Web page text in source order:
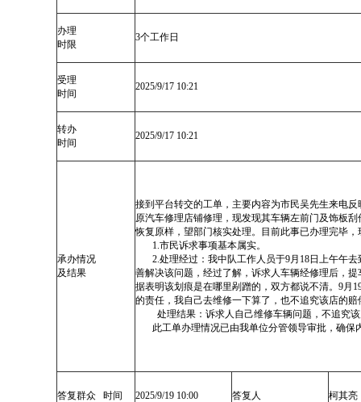
办理
时限
3个工作日
受理
时间
2025/9/17 10:21
转办
时间
2025/9/17 10:21
承办情况
及结果
接到平台转交的工单，主要内容为市民吴先生来电
原汽车修理店铺修理，现发现其车辆左前门及饰板
恢复原样，望部门核实处理。目前此事已办理完毕
1.市民诉求事项基本属实。
2.处理经过：我中队工作人员于9月18日上午午去
善解决该问题，经过了解，诉求人车辆经修理后，
据表明该划痕是在哪里剐蹭的，双方都说不清。9月
的责任，我自己去维修一下算了，也不追究该店的赔
处理结果：诉求人自己维修车辆问题，不追究
此工单办理情况已由我单位分管领导审批，确保
答复群众 时间 2025/9/19 10:00 答复人 柯其亮